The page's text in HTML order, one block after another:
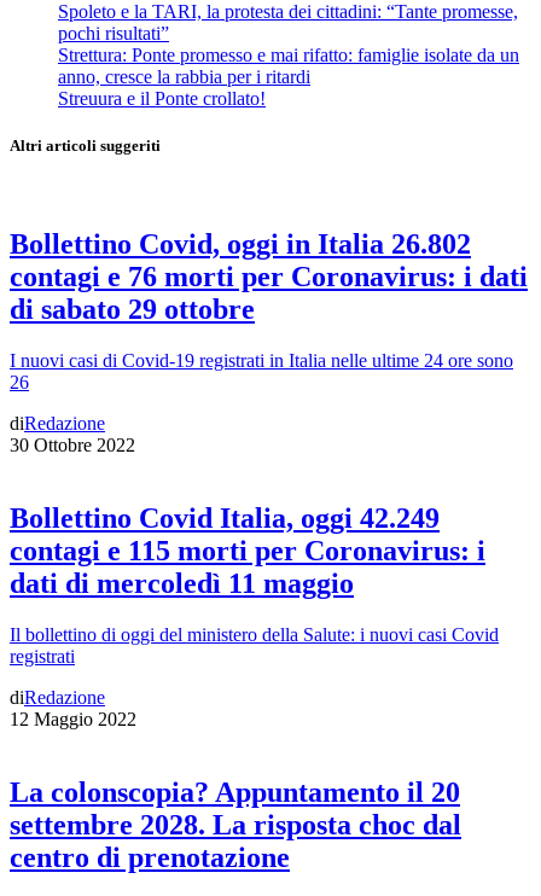
Spoleto e la TARI, la protesta dei cittadini: “Tante promesse,
pochi risultati”
Strettura: Ponte promesso e mai rifatto: famiglie isolate da un
anno, cresce la rabbia per i ritardi
Streuura e il Ponte crollato!
Altri articoli suggeriti
Bollettino Covid, oggi in Italia 26.802
contagi e 76 morti per Coronavirus: i dati
di sabato 29 ottobre
I nuovi casi di Covid-19 registrati in Italia nelle ultime 24 ore sono
26
diRedazione
30 Ottobre 2022
Bollettino Covid Italia, oggi 42.249
contagi e 115 morti per Coronavirus: i
dati di mercoledì 11 maggio
Il bollettino di oggi del ministero della Salute: i nuovi casi Covid
registrati
diRedazione
12 Maggio 2022
La colonscopia? Appuntamento il 20
settembre 2028. La risposta choc dal
centro di prenotazione